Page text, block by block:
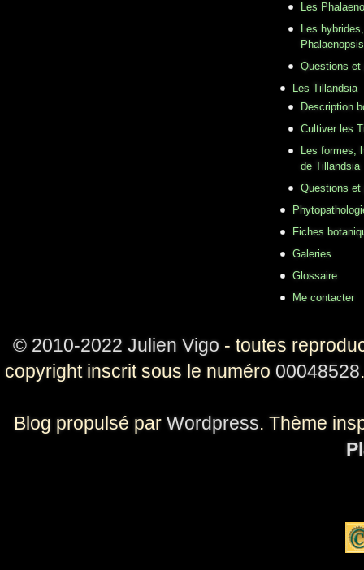
Les
Les
Phalaenopsis
Questions et
Les Tillandsia
Description
Cultiver les
Les formes,
de Tillandsia
Questions et
Fiches
Galeries
Glossaire
Me contacter
© 2010-2022 Julien Vigo - toutes
copyright inscrit sous le numéro 00048528
Blog propulsé par Wordpress. Thème